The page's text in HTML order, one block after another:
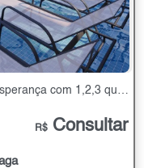
1,2,3 quartos - 26 a 108 m²
R$ Consultar